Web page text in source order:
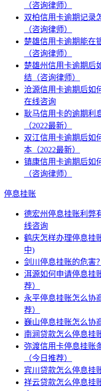
（咨询律师）
双柏信用卡逾期记录
（咨询律师）
楚雄信用卡逾期能在
（咨询律师）
楚雄州信用卡逾期后
结（咨询律师）
沧源信用卡逾期后如
在线咨询
耿马信用卡的逾期利
（2022最新）
双江信用卡逾期后如
本（2022最新）
镇康信用卡逾期后如
（咨询律师）
停息挂账
德宏州停息挂账利弊
线咨询
鹤庆怎样办理停息挂
中)
剑川停息挂账的危害
洱源如何申请停息挂
荐）
永平停息挂账怎么协
荐）
巍山停息挂账怎么协
南涧贷款怎么停息挂
弥渡信用卡停息挂账
（今日推荐）
宾川贷款怎么停息挂
祥云贷款怎么停息挂